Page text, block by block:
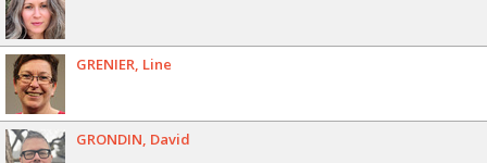
GRENIER Line
GRONDIN David